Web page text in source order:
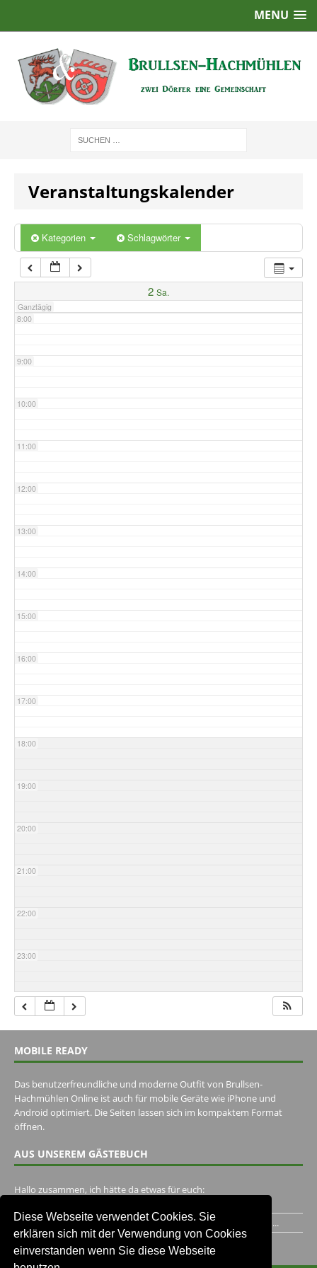
Diese Webseite verwendet Cookies. Sie
erklären sich mit der Verwendung von Cookies
einverstanden wenn Sie diese Webseite
MENU
Veranstaltungskalender
Kategorien Schlagwörter
2 Sa.
Ganztägig
2:00
5:00
7:00
8:00
9:00
10:00
11:00
12:00
13:00
14:00
15:00
16:00
17:00
18:00
19:00
20:00
21:00
22:00
23:00
MOBILE READY
Das benutzerfreundliche und moderne Outfit von Brullsen-
Hachmühlen Online ist auch für mobile Geräte wie iPhone und
Android optimiert. Die Seiten lassen sich im kompaktem Format
öffnen.
AUS UNSEREM GÄSTEBUCH
Hallo zusammen, ich hätte da etwas für euch:
Ich habe ein Jahr im Gasthaus Hugo Pape verbracht..Habe ihn...
Unser Gästebuch besuchen